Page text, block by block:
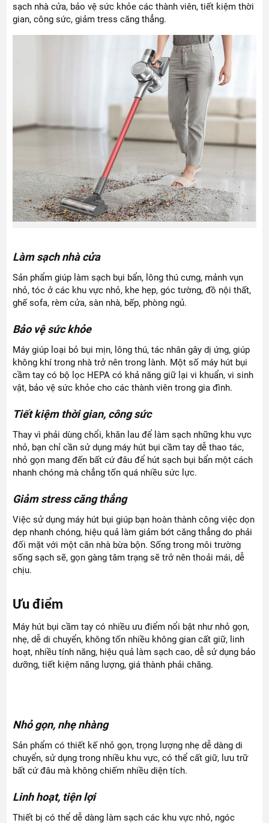
sạch nhà cửa, bảo vệ sức khỏe các thành viên, tiết kiệm thời
gian, công sức, giảm tress căng thẳng.
Làm sạch nhà cửa
Sản phẩm giúp làm sạch bụi bẩn, lông thú cưng, mảnh vụn
nhỏ, tóc ở các khu vực nhỏ, khe hẹp, góc tường, đồ nội thất,
ghế sofa, rèm cửa, sàn nhà, bếp, phòng ngủ.
Bảo vệ sức khỏe
Máy giúp loại bỏ bụi mịn, lông thú, tác nhân gây dị ứng, giúp
không khí trong nhà trở nên trong lành. Một số máy hút bụi
cầm tay có bộ lọc HEPA có khả năng giữ lại vi khuẩn, vi sinh
vật, bảo vệ sức khỏe cho các thành viên trong gia đình.
Tiết kiệm thời gian, công sức
Thay vì phải dùng chổi, khăn lau để làm sạch những khu vực
nhỏ, bạn chỉ cần sử dụng máy hút bụi cầm tay dễ thao tác,
nhỏ gọn mang đến bất cứ đâu để hút sạch bụi bẩn một cách
nhanh chóng mà chẳng tốn quá nhiều sức lực.
Giảm stress căng thẳng
Việc sử dụng máy hút bụi giúp bạn hoàn thành công việc dọn
dẹp nhanh chóng, hiệu quả làm giảm bớt căng thẳng do phải
đối mặt với một căn nhà bừa bộn. Sống trong môi trường
sống sạch sẽ, gọn gàng tâm trạng sẽ trở nên thoải mái, dễ
chịu.
Ưu điểm
Máy hút bụi cầm tay có nhiều ưu điểm nổi bật như nhỏ gọn,
nhẹ, dễ di chuyển, không tốn nhiều không gian cất giữ, linh
hoạt, nhiều tính năng, hiệu quả làm sạch cao, dễ sử dụng bảo
dưỡng, tiết kiệm năng lượng, giá thành phải chăng.
Nhỏ gọn, nhẹ nhàng
Sản phẩm có thiết kế nhỏ gọn, trọng lượng nhẹ dễ dàng di
chuyển, sử dụng trong nhiều khu vực, có thể cất giữ, lưu trữ
bất cứ đâu mà không chiếm nhiều diện tích.
Linh hoạt, tiện lợi
Thiết bị có thể dễ dàng làm sạch các khu vực nhỏ, ngóc